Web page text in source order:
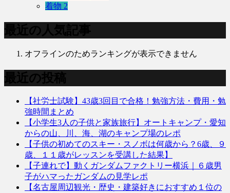
着物 2
最近の人気記事
オフラインのためランキングが表示できません
最近の投稿
【社労士試験】43歳3回目で合格！勉強方法・費用・勉
強時間まとめ
【小学生3人の子供と家族旅行】オートキャンプ・愛知
からの山、川、海、湖のキャンプ場のレポ
【子供の初めてのスキー・スノボは何歳から？6歳、９
歳、１１歳がレッスンを受講した結果】
【子連れで】動くガンダムファクトリー横浜｜６歳男
子がハマったガンダムの見学レポ
【名古屋周辺観光・歴史・建築好きにおすすめ１位の